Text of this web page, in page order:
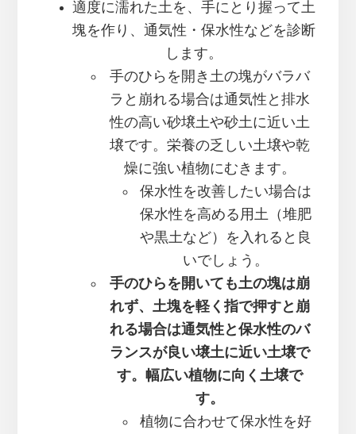
適度に濡れた土を、手にとり握って土
塊を作り、通気性・保水性などを診断
します。
手のひらを開き土の塊がバラバ
ラと崩れる場合は通気性と排水
性の高い砂壌土や砂土に近い土
壌です。栄養の乏しい土壌や乾
燥に強い植物にむきます。
保水性を改善したい場合は
保水性を高める用土（堆肥
や黒土など）を入れると良
いでしょう。
手のひらを開いても土の塊は崩
れず、土塊を軽く指で押すと崩
れる場合は通気性と保水性のバ
ランスが良い壌土に近い土壌で
す。幅広い植物に向く土壌で
す。
植物に合わせて保水性を好